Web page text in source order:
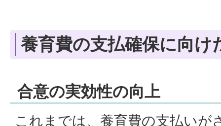
養育費の支払確保に向け
合意の実効性の向上
これまでは、養育費の支払いが